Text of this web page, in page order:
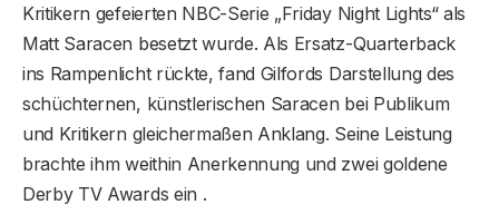
Kritikern gefeierten NBC-Serie „Friday Night Lights“ als
Matt Saracen besetzt wurde. Als Ersatz-Quarterback
ins Rampenlicht rückte, fand Gilfords Darstellung des
schüchternen, künstlerischen Saracen bei Publikum
und Kritikern gleichermaßen Anklang. Seine Leistung
brachte ihm weithin Anerkennung und zwei goldene
Derby TV Awards ein .